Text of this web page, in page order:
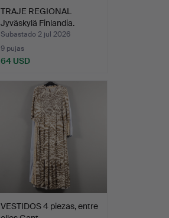
TRAJE REGIONAL
Jyväskylä Finlandia.
Subastado 2 jul 2026
9 pujas
64 USD
VESTIDOS 4 piezas, entre